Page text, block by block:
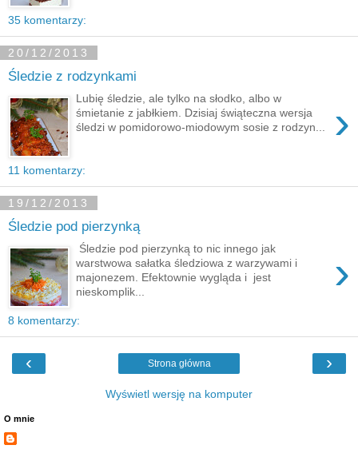
35 komentarzy:
20/12/2013
Śledzie z rodzynkami
›
Lubię śledzie, ale tylko na słodko, albo w
śmietanie z jabłkiem. Dzisiaj świąteczna wersja
śledzi w pomidorowo-miodowym sosie z rodzyn...
11 komentarzy:
19/12/2013
Śledzie pod pierzynką
›
Śledzie pod pierzynką to nic innego jak
warstwowa sałatka śledziowa z warzywami i
majonezem. Efektownie wygląda i jest
nieskomplik...
8 komentarzy:
‹ ›
Strona główna
Wyświetl wersję na komputer
O mnie